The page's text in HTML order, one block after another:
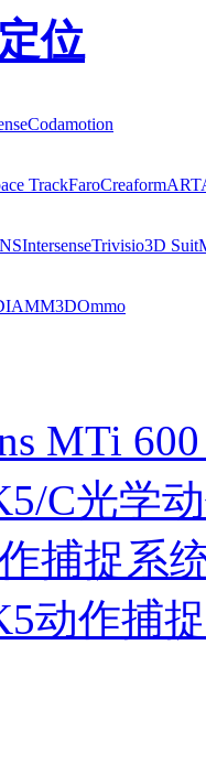
位
Codamotion
TrackFaroCreaformART
IntersenseTrivisio3D Suit
AMM3DOmmo
MTi
C光学
捕捉系
动作捕